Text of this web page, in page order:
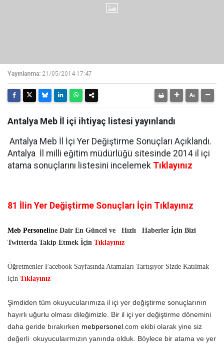
Yayınlanma: 21/05/2014 17:47
Antalya Meb İl içi ihtiyaç listesi yayınlandı
Antalya Meb İl İçi Yer Değiştirme Sonuçları Açıklandı.
Antalya İl milli eğitim müdürlüğü sitesinde 2014 il içi
atama sonuçlarını listesini incelemek Tıklayınız
81 İlin Yer Değiştirme Sonuçları İçin Tıklayınız
Meb Personeline Dair En Güncel ve Hızlı Haberler İçin Bizi
Twitterda Takip Etmek İçin Tıklayınız
Öğretmenler Facebook Sayfasında Atamaları Tartışıyor Sizde Katılmak
için Tıklayınız
Şimdiden tüm okuyucularımıza il içi yer değiştirme sonuçlarının
hayırlı uğurlu olması dileğimizle. Bir il içi yer değiştirme dönemini
daha geride bırakırken mebpersonel .com ekibi olarak yine siz
değerli okuyuculaırmızın yanında olduk. Böylece bir atama ve yer